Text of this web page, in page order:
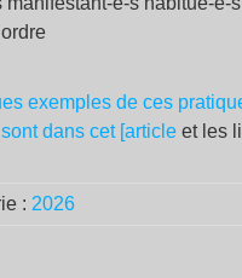
exemples de ces
dans cet [article et les
: 2026